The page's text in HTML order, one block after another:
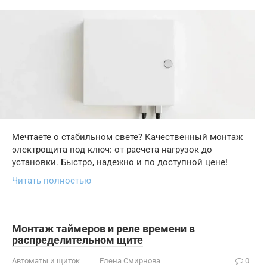
Мечтаете о стабильном свете? Качественный монтаж
электрощита под ключ: от расчета нагрузок до
установки. Быстро, надежно и по доступной цене!
Читать полностью
Монтаж таймеров и реле времени в
распределительном щите
Автоматы и щиток Елена Смирнова 0